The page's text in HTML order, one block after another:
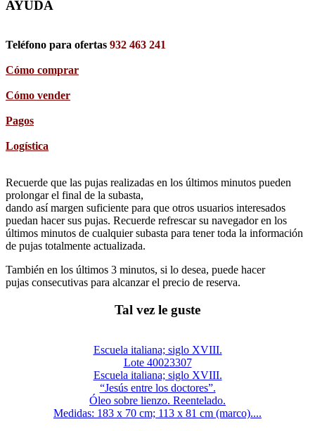
AYUDA
Teléfono para ofertas 932 463 241
Cómo comprar
Cómo vender
Pagos
Logística
Recuerde que las pujas realizadas en los últimos minutos pueden
prolongar el final de la subasta,
dando así margen suficiente para que otros usuarios interesados
puedan hacer sus pujas. Recuerde refrescar su navegador en los
últimos minutos de cualquier subasta para tener toda la información
de pujas totalmente actualizada.
También en los últimos 3 minutos, si lo desea, puede hacer
pujas consecutivas para alcanzar el precio de reserva.
Tal vez le guste
Escuela italiana; siglo XVIII.
Lote 40023307
Escuela italiana; siglo XVIII.
“Jesús entre los doctores”.
Óleo sobre lienzo. Reentelado.
Medidas: 183 x 70 cm; 113 x 81 cm (marco)....